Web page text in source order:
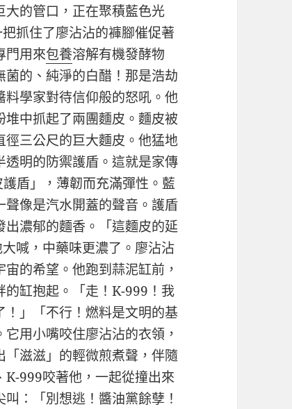
的管口，正在聚積藍色光
抓住了廖沾沾的褲腳催促著
門用來包養溶解有機發酵物
的、純淨的白醋！那是浩劫
學家對待信仰般的怒吼。他
中抓起了兩團麵皮。麵皮被
三公尺的巨大麵皮。他猛地
透明的防禦護盾。這就是家傳
護盾」，薄韌而充滿彈性。藍
像是汽水開蓋的聲音。護盾
濃郁的麵香。「這麵皮的延
喊，中藥味更濃了。廖沾沾
的希望。他跑到蒜泥缸前，
缸抱起。「走！K-999！我
」「不行！燃料是文明的基
用小嘴咬住廖沾沾的衣領，
滋滋」的輕微煎煮聲，伴隨
999咬著他，一起從撞出來
：「別想逃！醬油黨餘孽！